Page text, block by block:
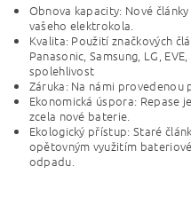
Obnova kapacity: Nové
vašeho elektrokola.
Kvalita: Použití značkových
Panasonic, Samsung, LG,
spolehlivost
Záruka: Na námi provedenou
Ekonomická úspora: Repase
zcela nové baterie.
Ekologický přístup: Staré
opětovným využitím
odpadu.